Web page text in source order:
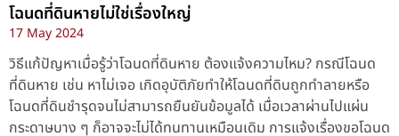
โฉนดที่ดินหายไม่ใช่เรื่องใหญ่
17 May 2024
วิธีแก้ปัญหาเมื่อรู้ว่าโฉนดที่ดินหาย ต้องแจ้งความไหม? กรณีโฉนด
ที่ดินหาย เช่น หาไม่เจอ เกิดอุบัติภัยทำให้โฉนดที่ดินถูกทำลายหรือ
โฉนดที่ดินชำรุดจนไม่สามารถยืนยันข้อมูลได้ เมื่อเวลาผ่านไปแผ่น
กระดาษบาง ๆ ก็อาจจะไม่ได้ทนทานเหมือนเดิม การแจ้งเรื่องขอโฉนด